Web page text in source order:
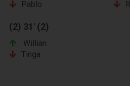
Pablo
(2) 31' (2)
Willian
Tinga